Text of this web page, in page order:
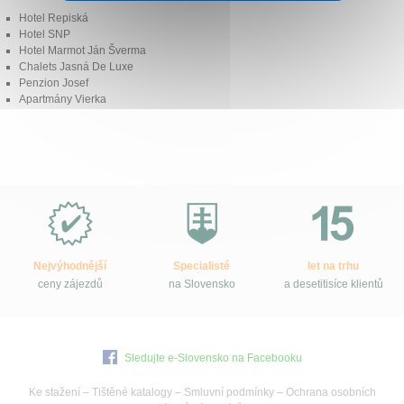
Hotel Repiská
Hotel SNP
Hotel Marmot Ján Šverma
Chalets Jasná De Luxe
Penzion Josef
Apartmány Vierka
Slovensko.cz?
Nejvýhodnější
ceny zájezdů
Specialisté
na Slovensko
let na trhu
a desetitisíce klientů
Sledujte e-Slovensko na Facebooku
Ke stažení – Tištěné katalogy– Smluvní podmínky– Ochrana osobních